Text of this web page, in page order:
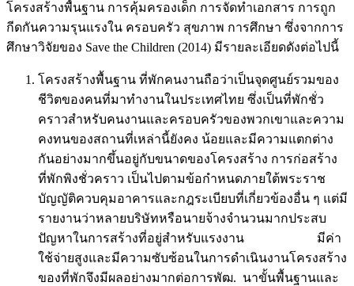
โครงสร้างพื้นฐาน การคุ้มครองเด็ก การจัดทําเอกสาร การถูก
กีดกันความรุนแรงใน ครอบครัว สุขภาพ การศึกษา ซึ่งจากการ
ศึกษาวิจัยของ Save the Children (2014) มีรายละเอียดดังต่อไปนี้
โครงสร้างพื้นฐาน ที่พักคนงานถือว่าเป็นจุดศูนย์รวมของ
ชีวิตของคนที่มาทํางานในประเทศไทย ซึ่งเป็นที่พักชั่ว
คราวสําหรับคนงานและครอบครัวของพวกเขาและความ
คงทนของสถานที่เหล่านี้ยังคง น้อยและมีความแตกต่าง
กันอย่างมากขึ้นอยู่กับขนาดของโครงสร้าง การก่อสร้าง
ที่พักพิงชั่วคราว เป็นไปตามข้อกําหนดภายใต้พระราช
บัญญัติควบคุมอาคารและกฎระเบียบที่เกี่ยวข้องอื่น ๆ แต่มี
รายงานว่าหลายบริษัทหรือนายจ้างจํานวนมากประสบ
ปัญหาในการสร้างที่อยู่สําหรับแรงงาน มีค่า
ใช้จ่ายสูงและมีความซับซ้อนในการดําเนินงานโครงสร้าง
ของที่พักจึงมีผลอย่างมากต่อการพัฒ. นาขั้นพื้นฐานและ